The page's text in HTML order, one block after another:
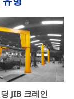
JIB 크레인